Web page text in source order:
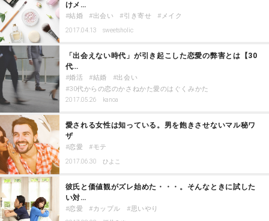
けメ…
結婚 出会い 引き寄せ メイク
2017.04.13 sweetsholic
「出会えない時代」が引き起こした恋愛の弊害とは【30
代…
婚活 結婚
出会い
30代からの恋のかさねかた愛のはぐくみかた
2017.05.26 kanoa
愛される女性は知っている。男を飽きさせないマル秘ワ
ザ
恋愛 モテ
2017.06.30 ひよこ
彼氏と価値観がズレ始めた・・・。そんなときに試した
い対…
恋愛 カップル 思いやり